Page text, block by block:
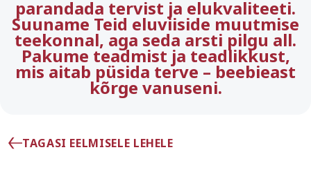
parandada tervist ja elukvaliteeti.
Suuname Teid eluviiside muutmise
teekonnal, aga seda arsti pilgu all.
Pakume teadmist ja teadlikkust,
mis aitab püsida terve – beebieast
kõrge vanuseni.
TAGASI EELMISELE LEHELE